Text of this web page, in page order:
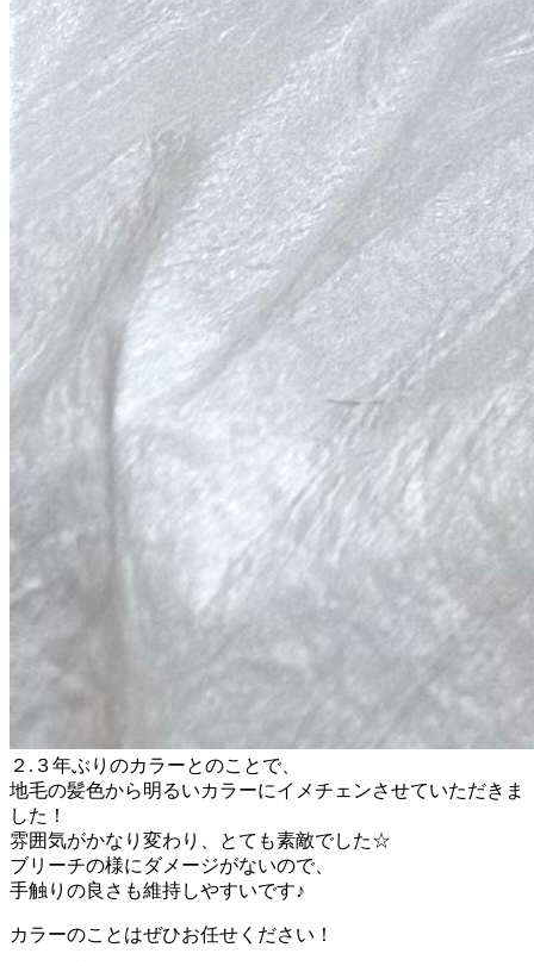
２.３年ぶりのカラーとのことで、
地毛の髪色から明るいカラーにイメチェンさせていただきま
した！
雰囲気がかなり変わり、とても素敵でした☆
ブリーチの様にダメージがないので、
手触りの良さも維持しやすいです♪
カラーのことはぜひお任せください！